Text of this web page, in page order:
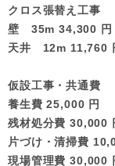
クロス張替え工事
壁 35m 34,300 円
天井 12m 11,760
仮設工事・共通費
養生費 25,000 円
残材処分費 30,000
片づけ・清掃費
現場管理費 30,000